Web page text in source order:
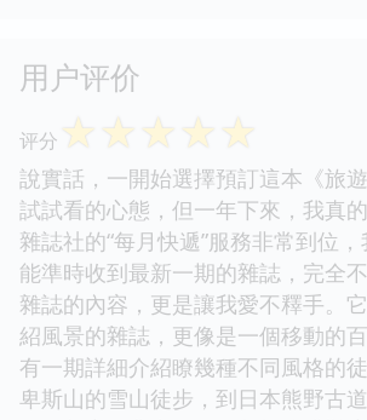
用户评价
评分 ☆☆☆☆☆
說實話，一開始選擇預訂這本《旅
試試看的心態，但一年下來，我真的
雜誌社的“每月快遞”服務非常到位
能準時收到最新一期的雜誌，完全
雜誌的內容，更是讓我愛不釋手。
紹風景的雜誌，更像是一個移動的
有一期詳細介紹瞭幾種不同風格的
卑斯山的雪山徒步，到日本熊野古